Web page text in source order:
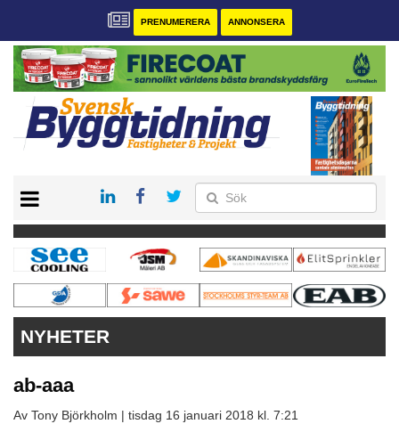
PRENUMERERA ANNONSERA
PRENUMERERA
VÅRA ANDRA MAGASIN
ANNONSERA
KONTAKT
NYHETER
ab-aaa
Av Tony Björkholm | tisdag 16 januari 2018 kl. 7:21